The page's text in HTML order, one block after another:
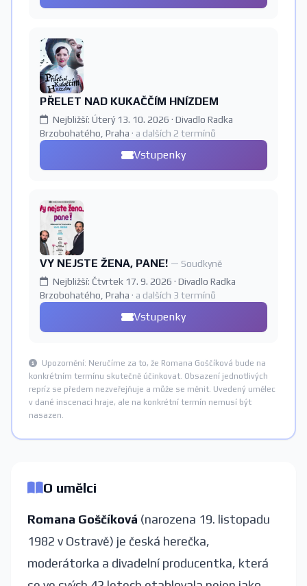
PŘELET NAD KUKAČČÍM HNÍZDEM
Nejbližší: Úterý 13. 10. 2026 · Divadlo Radka
Brzobohatého, Praha · a dalších 2 termínů
Vstupenky
VY NEJSTE ŽENA, PANE! — Soudkyně
Nejbližší: Čtvrtek 17. 9. 2026 · Divadlo Radka
Brzobohatého, Praha · a dalších 3 termínů
Vstupenky
Upozornění: Neručíme za to, že Romana Goščíková bude na
konkrétním termínu skutečně účinkovat. Obsazení jednotlivých
repríz se předem nezveřejňuje a může se měnit. Uvedený umělec
v dané inscenaci hraje, ale na konkrétní termín nemusí být
nasazen.
O umělci
Romana Goščíková (narozena 19. listopadu
1982 v Ostravě) je česká herečka,
moderátorka a divadelní producentka, která